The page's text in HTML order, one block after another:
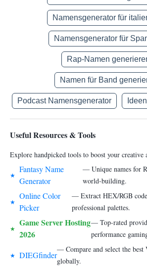
Namensgenerator für
Namensgenerator für
Rap-Namen
Namen für Band
Podcast Namensgenerator
Useful Resources & Tools
Explore handpicked tools to boost your creative
★
Fantasy Name
Generator
— Unique names for
world-building.
★
Online Color
Picker
— Extract HEX/RGB
professional palettes.
★
Game Server Hosting
2026
— Top-rated
performance
★ DIEGfinder
— Compare and select the best
globally.